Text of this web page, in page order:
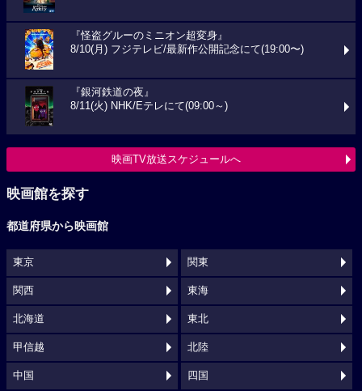
『怪盗グルーのミニオン超変身』
8/10(月) フジテレビ/最新作公開記念にて(19:00〜)
『銀河鉄道の夜』
8/11(火) NHK/Eテレにて(09:00～)
映画TV放送スケジュールへ
映画館を探す
都道府県から映画館
東京 関東
関西 東海
北海道 東北
甲信越 北陸
中国 四国